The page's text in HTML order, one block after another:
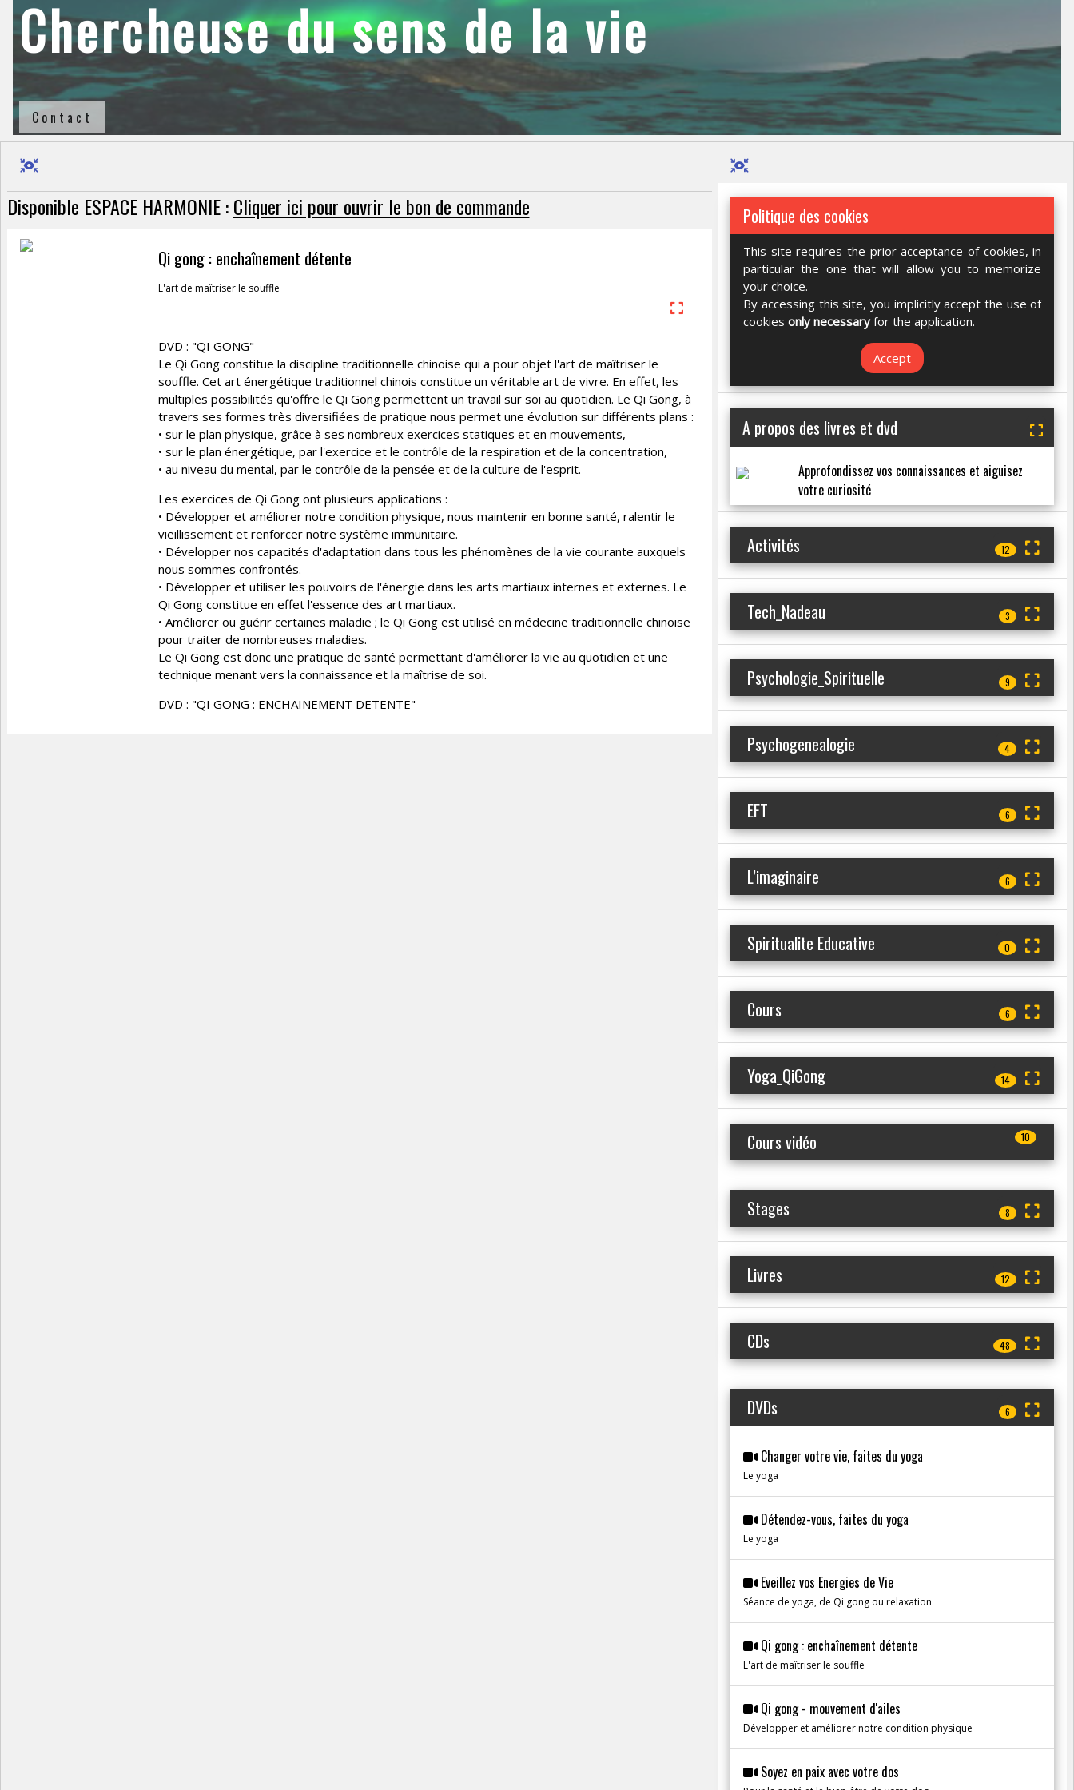
Chercheuse du sens de la vie
Contact
Disponible ESPACE HARMONIE :Cliquer ici pour ouvrir le bon de commande
Qi gong : enchaînement détente
L'art de maîtriser le souffle
DVD : "QI GONG"
Le Qi Gong constitue la discipline traditionnelle chinoise qui a pour objet l'art de maîtriser le
souffle. Cet art énergétique traditionnel chinois constitue un véritable art de vivre. En effet, les
multiples possibilités qu'offre le Qi Gong permettent un travail sur soi au quotidien. Le Qi Gong, à
travers ses formes très diversifiées de pratique nous permet une évolution sur différents plans :
• sur le plan physique, grâce à ses nombreux exercices statiques et en mouvements,
• sur le plan énergétique, par l'exercice et le contrôle de la respiration et de la concentration,
• au niveau du mental, par le contrôle de la pensée et de la culture de l'esprit.
Les exercices de Qi Gong ont plusieurs applications :
• Développer et améliorer notre condition physique, nous maintenir en bonne santé, ralentir le
vieillissement et renforcer notre système immunitaire.
• Développer nos capacités d'adaptation dans tous les phénomènes de la vie courante auxquels
nous sommes confrontés.
• Développer et utiliser les pouvoirs de l'énergie dans les arts martiaux internes et externes. Le
Qi Gong constitue en effet l'essence des art martiaux.
• Améliorer ou guérir certaines maladie ; le Qi Gong est utilisé en médecine traditionnelle chinoise
pour traiter de nombreuses maladies.
Le Qi Gong est donc une pratique de santé permettant d'améliorer la vie au quotidien et une
technique menant vers la connaissance et la maîtrise de soi.
DVD : "QI GONG : ENCHAINEMENT DETENTE"
Politique des cookies
This site requires the prior acceptance of cookies, in
particular the one that will allow you to memorize
your choice.
By accessing this site, you implicitly accept the use of
cookiesonly necessary for the application.
Accept
A propos des livres et dvd
Approfondissez vos connaissances et aiguisez
votre curiosité
Activités 12
Tech_Nadeau 3
Psychologie_Spirituelle 9
Psychogenealogie 4
EFT 6
L’imaginaire 6
Spiritualite Educative 0
Cours 6
Yoga_QiGong 14
Cours vidéo 10
Stages 8
Livres 12
CDs 48
DVDs 6
Changer votre vie, faites du yoga
Le yoga
Détendez-vous, faites du yoga
Le yoga
Eveillez vos Energies de Vie
Séance de yoga, de Qi gong ou relaxation
Qi gong : enchaînement détente
L'art de maîtriser le souffle
Qi gong - mouvement d'ailes
Développer et améliorer notre condition physique
Soyez en paix avec votre dos